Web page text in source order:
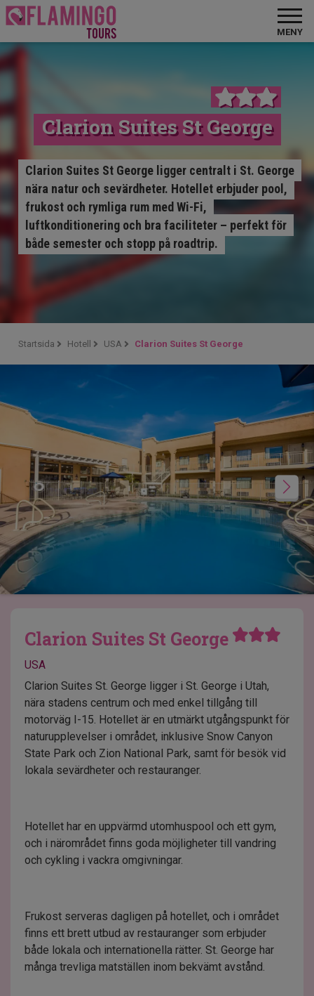
MENY
Clarion Suites St George
Clarion Suites St George ligger centralt i St. George
nära natur och sevärdheter. Hotellet erbjuder pool,
frukost och rymliga rum med Wi-Fi,
luftkonditionering och bra faciliteter – perfekt för
både semester och stopp på roadtrip.
Startsida Hotell USA Clarion Suites St George
Clarion Suites St George
USA
Clarion Suites St. George ligger i St. George i Utah,
nära stadens centrum och med enkel tillgång till
motorväg I-15. Hotellet är en utmärkt utgångspunkt för
naturupplevelser i området, inklusive Snow Canyon
State Park och Zion National Park, samt för besök vid
lokala sevärdheter och restauranger.
Hotellet har en uppvärmd utomhuspool och ett gym,
och i närområdet finns goda möjligheter till vandring
och cykling i vackra omgivningar.
Frukost serveras dagligen på hotellet, och i området
finns ett brett utbud av restauranger som erbjuder
både lokala och internationella rätter. St. George har
många trevliga matställen inom bekvämt avstånd.